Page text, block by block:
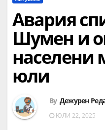
Авария
Шумен и
населени
юли
By Дежурен
ЮЛИ 22, 2025